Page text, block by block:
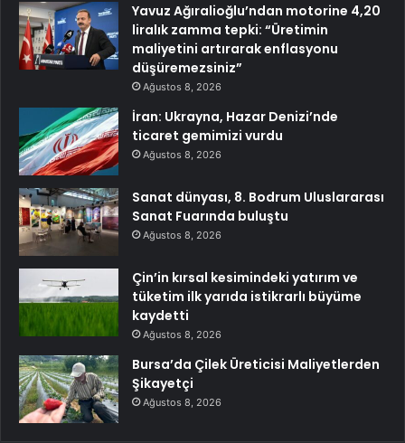
Yavuz Ağıralioğlu’ndan motorine 4,20
liralık zamma tepki: “Üretimin
maliyetini artırarak enflasyonu
düşüremezsiniz”
Ağustos 8, 2026
İran: Ukrayna, Hazar Denizi’nde
ticaret gemimizi vurdu
Ağustos 8, 2026
Sanat dünyası, 8. Bodrum Uluslararası
Sanat Fuarında buluştu
Ağustos 8, 2026
Çin’in kırsal kesimindeki yatırım ve
tüketim ilk yarıda istikrarlı büyüme
kaydetti
Ağustos 8, 2026
Bursa’da Çilek Üreticisi Maliyetlerden
Şikayetçi
Ağustos 8, 2026